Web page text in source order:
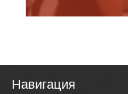
Навигация